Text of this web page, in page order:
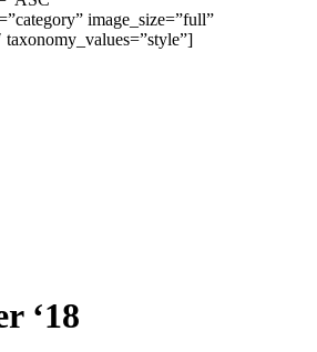
image_size=”full”
taxonomy_values=”style”]
‘18